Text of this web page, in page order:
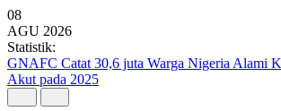
08
AGU 2026
Statistik:
Kunjungan Wisatawan Mancanegara Tembus 7
2026